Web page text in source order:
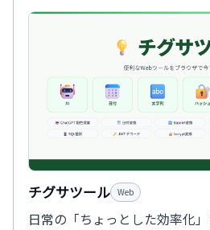
チグサツール Web
日常の「ちょっとした効率化